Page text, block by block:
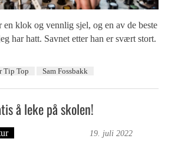
en klok og vennlig sjel, og en av de beste
har hatt. Savnet etter han er svært stort.
Tip Top Sam Fossbakk
å leke på skolen!
19. juli 2022